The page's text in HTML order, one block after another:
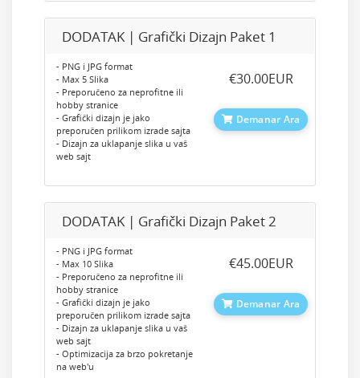
DODATAK | Grafički Dizajn Paket 1
- PNG i JPG format
- Max 5 Slika
- Preporučeno za neprofitne ili
hobby stranice
- Grafički dizajn je jako
preporučen prilikom izrade sajta
- Dizajn za uklapanje slika u vaš
web sajt
‎€30.00EUR
Demanar Ara
DODATAK | Grafički Dizajn Paket 2
- PNG i JPG format
- Max 10 Slika
- Preporučeno za neprofitne ili
hobby stranice
- Grafički dizajn je jako
preporučen prilikom izrade sajta
- Dizajn za uklapanje slika u vaš
web sajt
- Optimizacija za brzo pokretanje
na web'u
‎€45.00EUR
Demanar Ara